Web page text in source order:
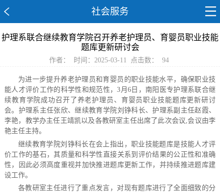
社会服务
护理系联合继续教育学院召开养老护理员、育婴员职业技能
题库更新研讨会
作者： 时间：2025-03-11 点击数： 94
为进一步提升养老护理员和育婴员的职业技能水平，确保职业技
能人才评价工作的科学性和规范性，3月6日，南阳医专护理系联合继
续教育学院成功召开了养老护理员、育婴员职业技能题库更新研讨
会。护理系主任张欣、继续教育学院刘铮科长、护理系副主任赵霞、
李艳，教学办主任王靖凯以及各教研室主任出席了此次会议,会议由李
艳主任主持。
继续教育学院刘铮科长在会上指出，职业技能题库是技能人才评
价工作的基石，其质量和科学性直接关系到评价结果的公正性和准确
性，因此必须高度重视并加快推进题库更新工作，并持续推进题库建
设工作。
各教研室主任进行了重点发言，对现有题库进行了全面细致的分